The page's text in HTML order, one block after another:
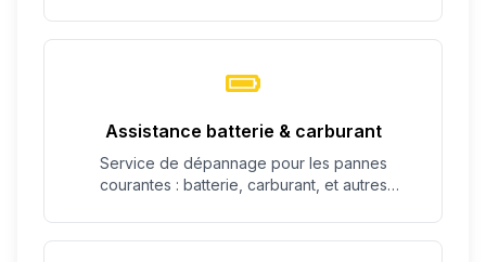
Assistance batterie & carburant
Service de dépannage pour les pannes
courantes : batterie, carburant, et autres